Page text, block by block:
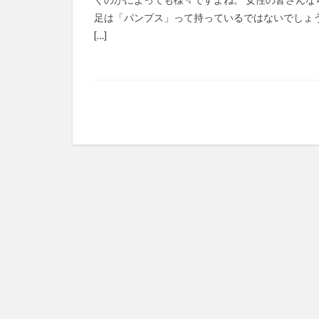
足は「パンプス」って持っているではないでしょ
[…]